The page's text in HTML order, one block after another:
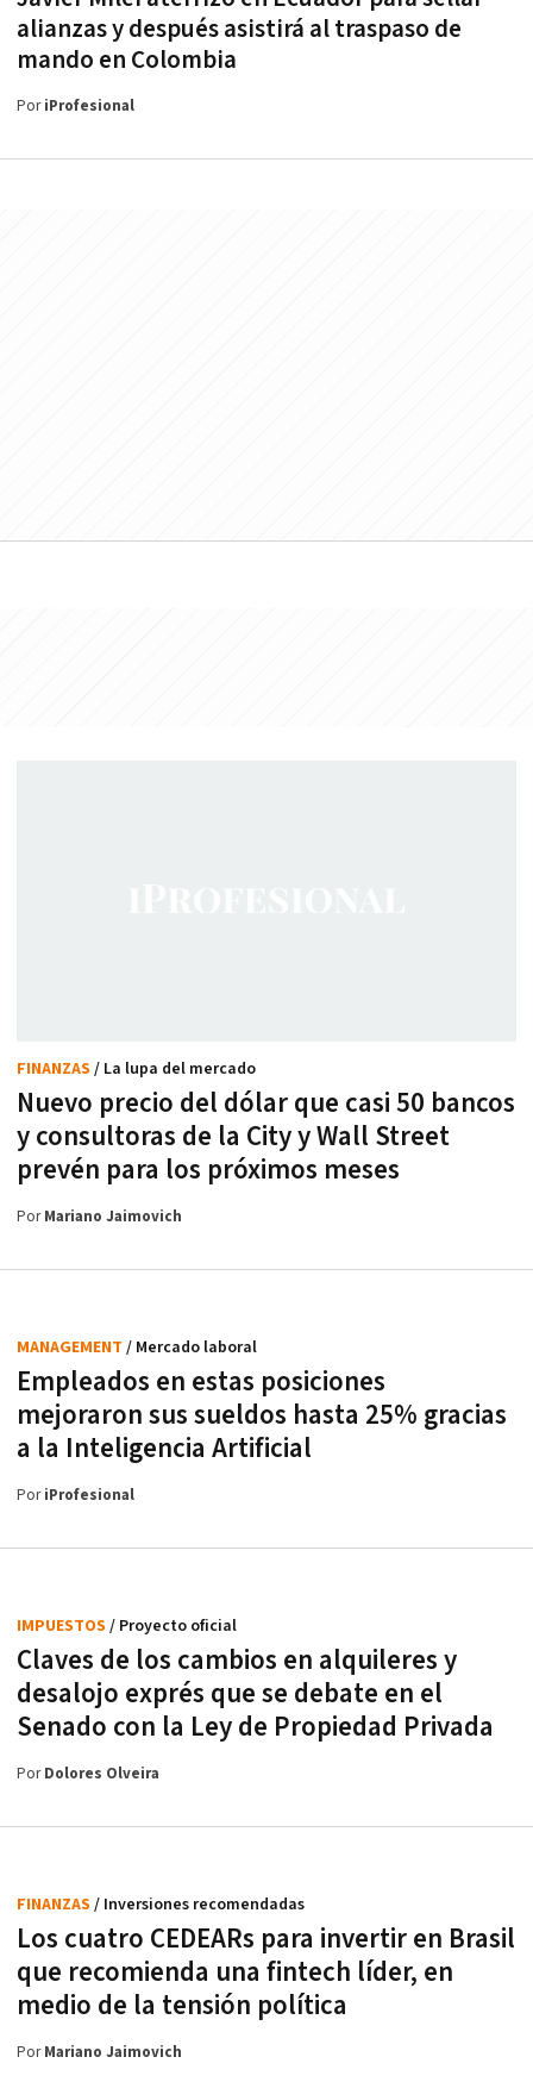
alianzas y después asistirá al traspaso de
mando en Colombia
PoriProfesional
Nuevo precio del dólar que casi 50 bancos
y consultoras de la City y Wall Street
prevén para los próximos meses
FINANZAS / La lupa del mercado
PorMariano Jaimovich
Empleados en estas posiciones
mejoraron sus sueldos hasta 25% gracias
a la Inteligencia Artificial
MANAGEMENT / Mercado laboral
PoriProfesional
Claves de los cambios en alquileres y
desalojo exprés que se debate en el
Senado con la Ley de Propiedad Privada
IMPUESTOS / Proyecto oficial
PorDolores Olveira
Los cuatro CEDEARs para invertir en Brasil
que recomienda una fintech líder, en
medio de la tensión política
FINANZAS / Inversiones recomendadas
PorMariano Jaimovich